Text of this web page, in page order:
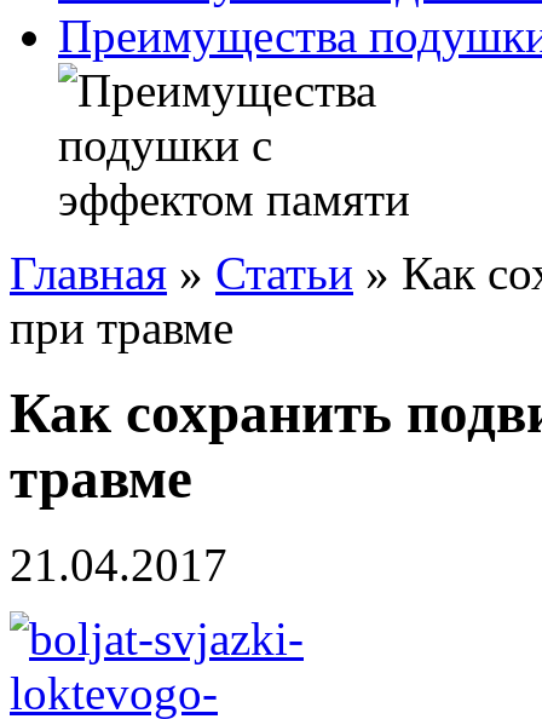
Преимущества
Главная » Статьи » Как
при травме
Как сохранить
травме
21.04.2017